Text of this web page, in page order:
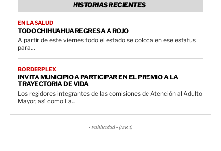
HISTORIAS RECIENTES
EN LA SALUD
TODO CHIHUAHUA REGRESA A ROJO
A partir de este viernes todo el estado se coloca en ese estatus
para...
BORDERPLEX
INVITA MUNICIPIO A PARTICIPAR EN EL PREMIO A LA
TRAYECTORIA DE VIDA
Los regidores integrantes de las comisiones de Atención al Adulto
Mayor, así como La...
- Publicidad - (MR2)